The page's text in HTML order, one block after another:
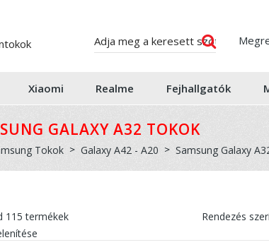
Xiaomi Realme Fejhallgatók
GALAXY A32 TOKOK
Tokok Galaxy A42 - A20 Samsung Galaxy
115 termékek
Rendezés